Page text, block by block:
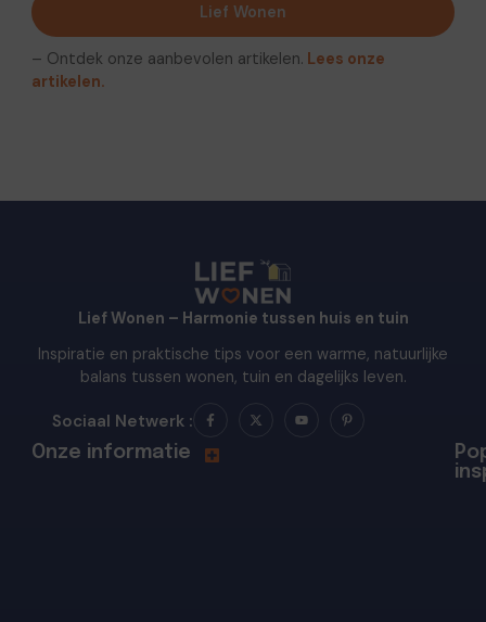
Lief Wonen
– Ontdek onze aanbevolen artikelen. Lees onze
artikelen.
Lief Wonen – Harmonie tussen huis en tuin
Inspiratie en praktische tips voor een warme, natuurlijke
balans tussen wonen, tuin en dagelijks leven.
Sociaal Netwerk :
Onze informatie